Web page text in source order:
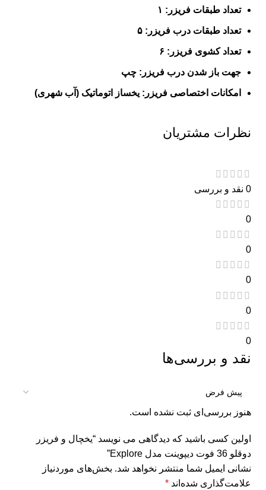
تعداد طبقات فریزر: ۱
تعداد طبقات درب فریزر: ۵
تعداد کشوی فریزر: ۶
جهت باز شدن درب فریزر: چپ
امکانات اختصاصی فریزر: یخساز اتوماتیک (آب شهری)
نظرات مشتریان
0 نقد و بررسی
0
0
0
0
0
نقد و بررسی‌ها
هنوز بررسی‌ای ثبت نشده است.
اولین کسی باشید که دیدگاهی می نویسد “یخچال و فریزر
دوقلو 36 فوت دیپوینت مدل Explore”
نشانی ایمیل شما منتشر نخواهد شد. بخش‌های موردنیاز
علامت‌گذاری شده‌اند *